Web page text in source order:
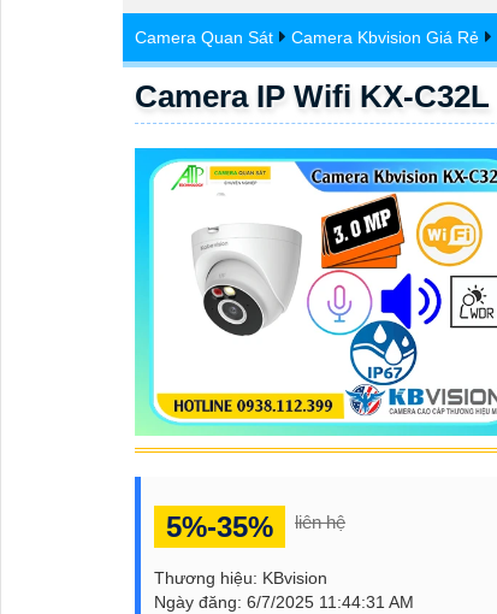
Camera Quan Sát Camera Kbvision Giá Rẻ
Camera IP Wifi KX-C32L
5%-35% liên hệ
Thương hiệu: KBvision
Ngày đăng: 6/7/2025 11:44:31 AM